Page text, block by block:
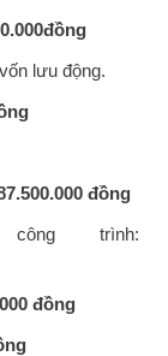
.000đồng
lưu động.
.000 đồng
trình:
đồng